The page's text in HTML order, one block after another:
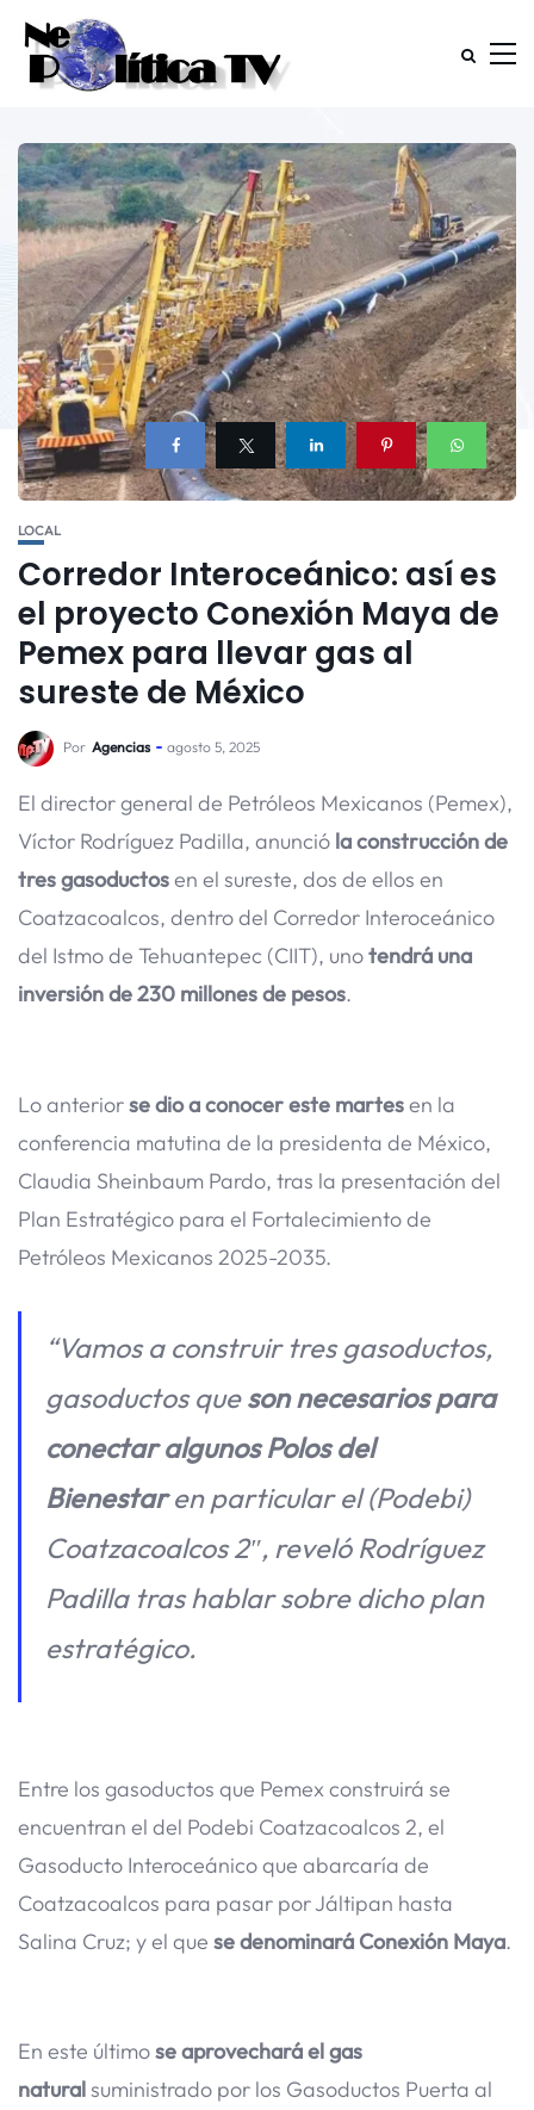
LOCAL
Corredor Interoceánico: así es
el proyecto Conexión Maya de
Pemex para llevar gas al
sureste de México
Por Agencias agosto 5, 2025
El director general de Petróleos Mexicanos (Pemex),
Víctor Rodríguez Padilla, anunció la construcción de
tres gasoductosen el sureste, dos de ellos en
Coatzacoalcos, dentro del Corredor Interoceánico
del Istmo de Tehuantepec (CIIT), unotendrá una
inversión de 230 millones de pesos.
Lo anteriorse dio a conocer este martesen la
conferencia matutina de la presidenta de México,
Claudia Sheinbaum Pardo, tras la presentación del
Plan Estratégico para el Fortalecimiento de
Petróleos Mexicanos 2025-2035.
“Vamos a construir tres gasoductos,
gasoductos queson necesarios para
conectar algunos Polos del
Bienestaren particular el (Podebi)
Coatzacoalcos 2″, reveló Rodríguez
Padilla tras hablar sobre dicho plan
estratégico.
Entre los gasoductos que Pemex construirá se
encuentran el del Podebi Coatzacoalcos 2, el
Gasoducto Interoceánico que abarcaría de
Coatzacoalcos para pasar por Jáltipan hasta
Salina Cruz; y el que se denominará Conexión Maya.
En este últimose aprovechará el gas
naturalsuministrado por los Gasoductos Puerta al